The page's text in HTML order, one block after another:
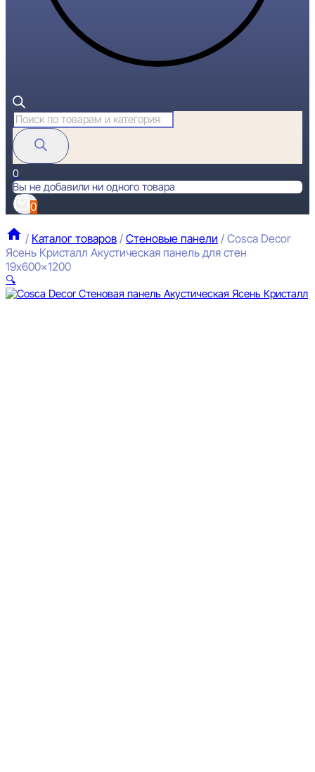
Поиск
товаров
0
Вы не добавили ни одного товара
0
/ Каталог товаров / Стеновые панели / Cosca Decor
Ясень Кристалл Акустическая панель для стен
19x600x1200
🔍